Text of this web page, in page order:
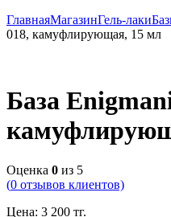
ГлавнаяМагазинГель-лаки
018, камуфлирующая, 15 мл
База
Оценка 0 из 5
(0 отзывов клиентов)
Цена: 3 200 тг.